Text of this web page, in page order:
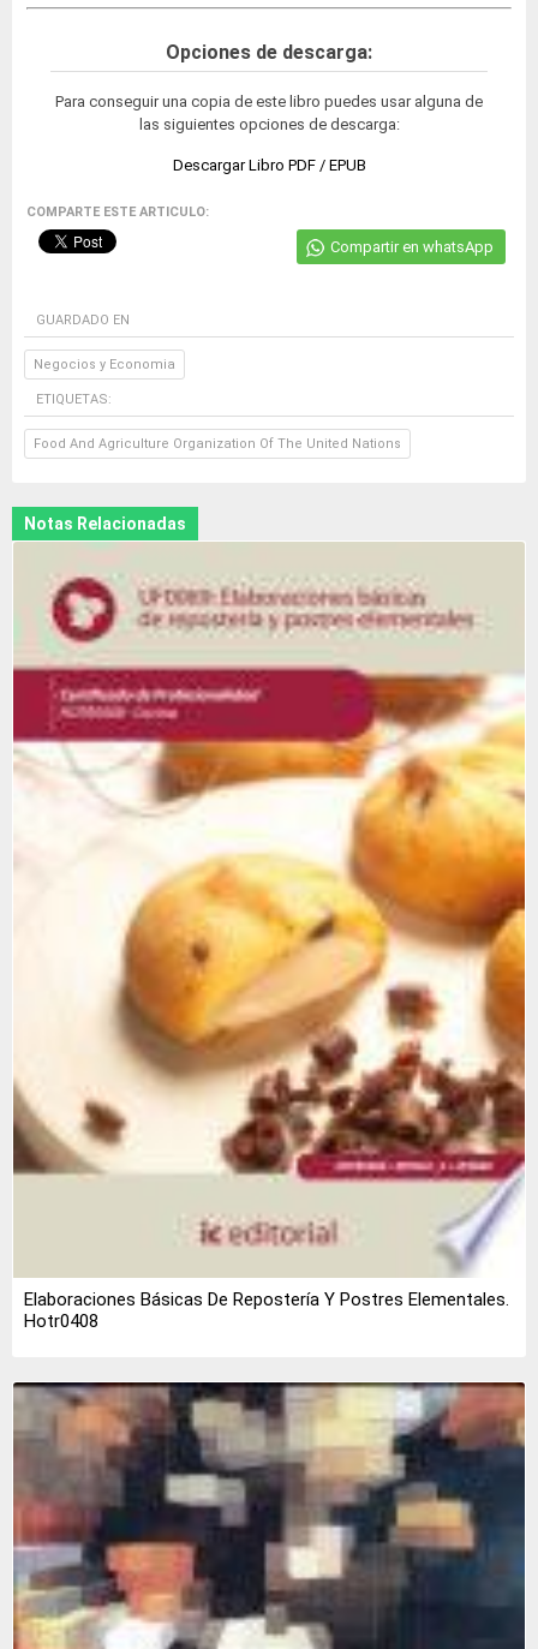
Opciones de descarga:
Para conseguir una copia de este libro puedes usar alguna de
las siguientes opciones de descarga:
Descargar Libro PDF / EPUB
COMPARTE ESTE ARTICULO:
Compartir en whatsApp
GUARDADO EN
Negocios y Economia
ETIQUETAS:
Food And Agriculture Organization Of The United Nations
Notas Relacionadas
Elaboraciones Básicas De Repostería Y Postres Elementales.
Hotr0408